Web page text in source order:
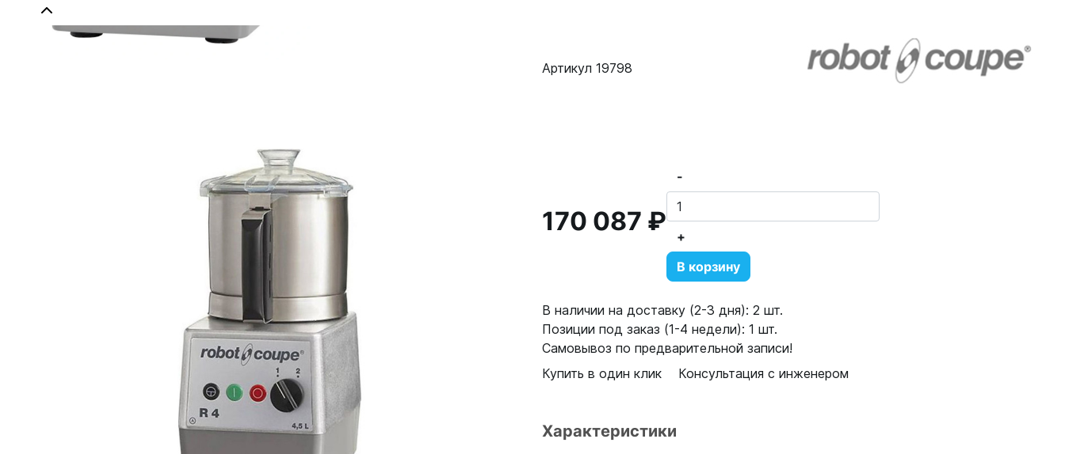
Куттер Robot Coupe R4-1500 22430
Артикул 19798 В наличии
Артикул 19798
170 087 ₽
-
+
В корзину
В наличии на доставку (2-3 дня): 2 шт.
Позиции под заказ (1-4 недели): 1 шт.
Самовывоз по предварительной записи!
Купить в один клик
Консультация с инженером
Характеристики